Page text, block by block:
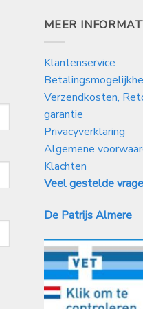
MEER
Klantenservice
Verzendkosten,
garantie
Privacyverklaring
Algemene
Klachten
Veel gestelde
De Patrijs Almere